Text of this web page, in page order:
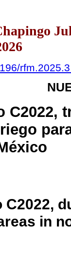
C2022,
C2022,
in